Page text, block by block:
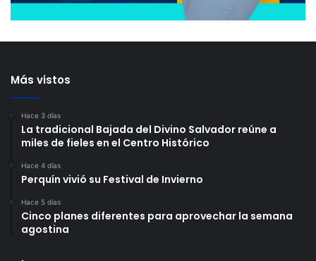
Más vistos
Hace 3 días
La tradicional Bajada del Divino Salvador reúne a
miles de fieles en el Centro Histórico
Hace 4 días
Perquín vivió su Festival de Invierno
Hace 5 días
Cinco planes diferentes para aprovechar la semana
agostina